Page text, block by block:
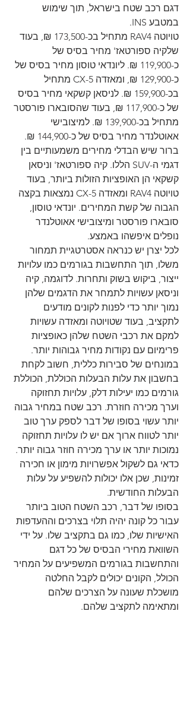
דגם רכב שטח בישראל, תוך שימוש
במטבע INS.
טויוטה RAV4 מתחיל בכ-173,500 ₪, בעוד
שלקיה ספורטאז' מחיר בסיס של
כ-119,900 ₪. ליונדאי טוסון מחיר בסיס של
כ-129,900 ₪, ומאזדה CX-5 מתחיל
בכ-159,900 ₪. לניסאן קשקאי מחיר בסיס
של כ-117,900 ₪, בעוד שהסובארו פורסטר
מתחיל בכ-139,900 ₪. למיצובישי
אאוטלנדר מחיר בסיס של כ-144,900 ₪.
ברור שיש הבדלי מחירים משמעותיים בין
דגמי ה-SUV הללו. קיה ספורטאז' וניסאן
קשקאי הן האופציות הזולות ביותר, בעוד
טויוטה RAV4 ומאזדה CX-5 נמצאות בקצה
הגבוה של קשת המחירים. יונדאי טוסון,
סובארו פורסטר ומיצובישי אאוטלנדר
נופלים איפשהו באמצע.
לכל יצרן יש כנראה אסטרטגיית תמחור
משלו, תוך התחשבות בגורמים כמו עלויות
ייצור, ביקוש בשוק ותחרות. לדוגמה, קיה
וניסאן עשויות לתמחר את הדגמים שלהן
נמוך יותר כדי לפנות לקונים מודעים
לתקציב, בעוד שטויוטה ומאזדה עשויות
למקם את רכבי השטח שלהן כאופציות
פרימיום עם נקודות מחיר גבוהות יותר.
במונחים של סבירות כללית, חשוב לקחת
בחשבון את עלות הבעלות הכוללת, הכוללת
גורמים כמו יעילות דלק, עלויות תחזוקה
וערך מכירה חוזרת. רכב שטח במחיר גבוה
יותר עשוי בסופו של דבר לספק ערך טוב
יותר לטווח ארוך אם יש לו עלויות תחזוקה
נמוכות יותר או ערך מכירה חוזר גבוה יותר.
כדאי גם לשקול אפשרויות מימון או חכירה
זמינות, שכן אלו יכולות להשפיע על עלות
הבעלות החודשית.
בסופו של דבר, רכב השטח הטוב ביותר
עבור כל קונה יהיה תלוי בצרכים וההעדפות
האישיות שלו, כמו גם בתקציב שלו. על ידי
השוואת מחירי הבסיס של כל דגם
והתחשבות בגורמים המשפיעים על המחיר
הכולל, הקונים יכולים לקבל החלטה
מושכלת שעונה על הצרכים שלהם
ומתאימה לתקציב שלהם.